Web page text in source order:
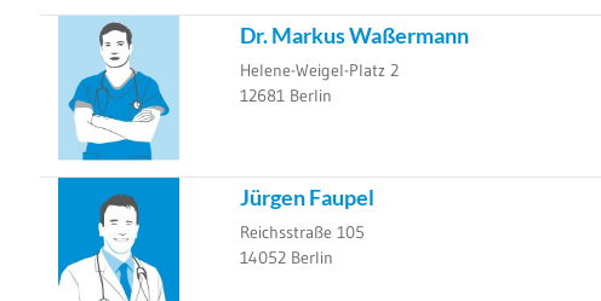
Dr. Markus Waßermann
Helene-Weigel-Platz 2
12681 Berlin
Jürgen Faupel
Reichsstraße 105
14052 Berlin